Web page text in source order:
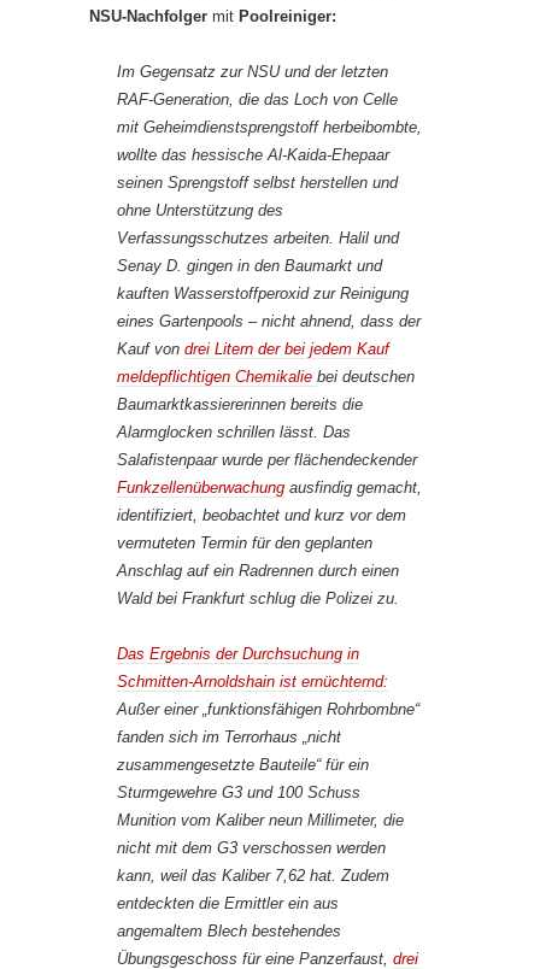
NSU-Nachfolger mit Poolreiniger:
Im Gegensatz zur NSU und der letzten
RAF-Generation, die das Loch von Celle
mit Geheimdienstsprengstoff herbeibombte,
wollte das hessische Al-Kaida-Ehepaar
seinen Sprengstoff selbst herstellen und
ohne Unterstützung des
Verfassungsschutzes arbeiten. Halil und
Senay D. gingen in den Baumarkt und
kauften Wasserstoffperoxid zur Reinigung
eines Gartenpools – nicht ahnend, dass der
Kauf von drei Litern der bei jedem Kauf
meldepflichtigen Chemikalie bei deutschen
Baumarktkassiererinnen bereits die
Alarmglocken schrillen lässt. Das
Salafistenpaar wurde per flächendeckender
Funkzellenüberwachung ausfindig gemacht,
identifiziert, beobachtet und kurz vor dem
vermuteten Termin für den geplanten
Anschlag auf ein Radrennen durch einen
Wald bei Frankfurt schlug die Polizei zu.
Das Ergebnis der Durchsuchung in
Schmitten-Arnoldshain ist ernüchternd:
Außer einer „funktionsfähigen Rohrbombne“
fanden sich im Terrorhaus „nicht
zusammengesetzte Bauteile“ für ein
Sturmgewehre G3 und 100 Schuss
Munition vom Kaliber neun Millimeter, die
nicht mit dem G3 verschossen werden
kann, weil das Kaliber 7,62 hat. Zudem
entdeckten die Ermittler ein aus
angemaltem Blech bestehendes
Übungsgeschoss für eine Panzerfaust, drei